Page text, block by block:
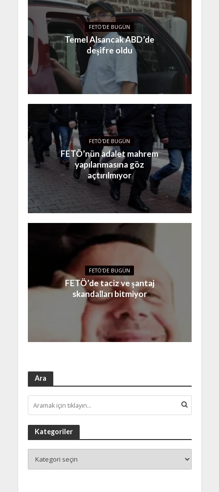
FETÖ'DE BUGÜN
Temel Alsancak ABD’de
deşifre oldu
FETÖ'DE BUGÜN
FETÖ’nün adalet mahrem
yapılanmasına göz
açtırılmıyor
FETÖ'DE BUGÜN
FETÖ’de taciz ve şantaj
skandalları bitmiyor
Ara
Kategoriler